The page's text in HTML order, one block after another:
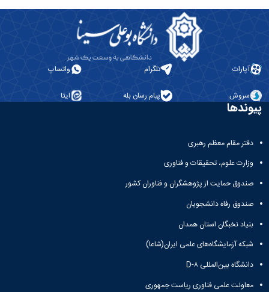
پژوهش
آپارات تلگرام واتساپ
سروش پیام رسان بله ایتا
پیوندها
دفتر مقام معظم رهبری
وزارت علوم، تحقیقات و فناوری
صندوق حمایت از پژوهشگران و فناوران کشور
صندوق رفاه دانشجویان
بنیاد نخبگان استان همدان
شبکه آزمایشگاه‌های علمی ایران(شاعا)
دانشگاه بین‌المللی D-۸
معاونت علمی فناوری ریاست جمهوری